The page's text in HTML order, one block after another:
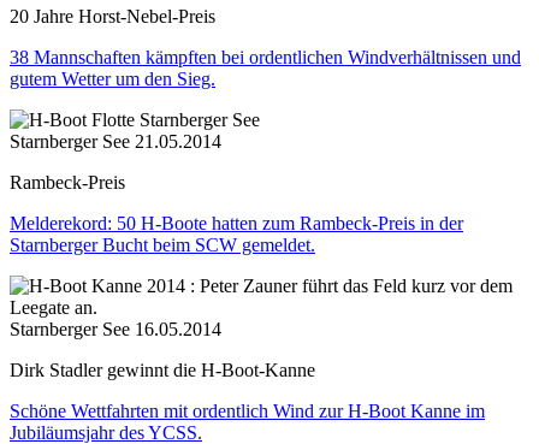
20 Jahre Horst-Nebel-Preis
38 Mannschaften kämpften bei ordentlichen Windverhältnissen und
gutem Wetter um den Sieg.
Starnberger See 21.05.2014
Rambeck-Preis
Melderekord: 50 H-Boote hatten zum Rambeck-Preis in der
Starnberger Bucht beim SCW gemeldet.
Starnberger See 16.05.2014
Dirk Stadler gewinnt die H-Boot-Kanne
Schöne Wettfahrten mit ordentlich Wind zur H-Boot Kanne im
Jubiläumsjahr des YCSS.